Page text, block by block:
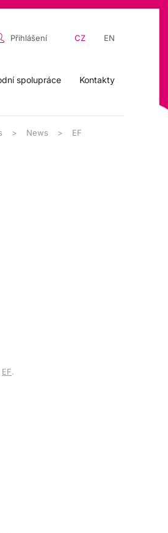
Přihlášení CZ EN
spolupráce Kontakty
News EF
EF.